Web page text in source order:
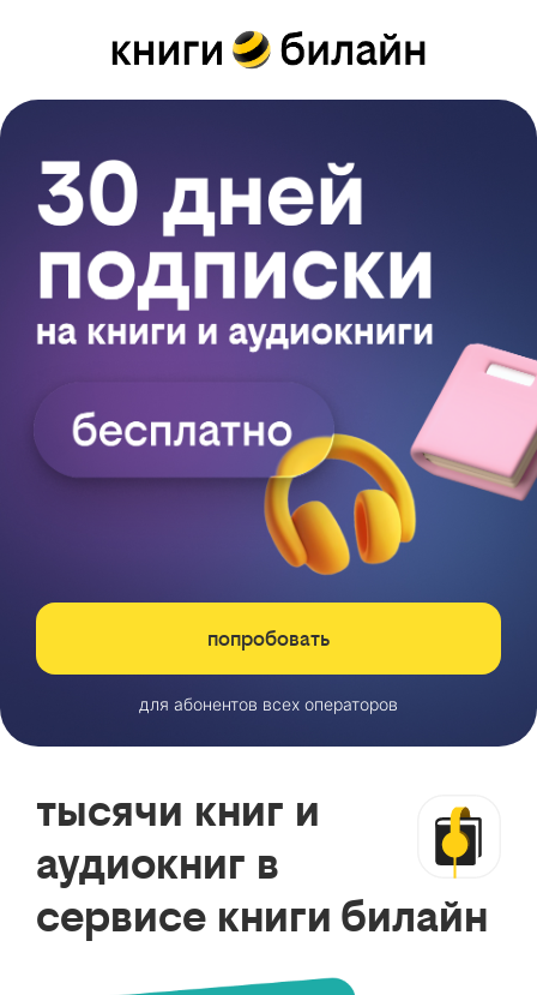
попробовать
для абонентов всех операторов
тысячи книг и
аудиокниг в
сервисе книги билайн